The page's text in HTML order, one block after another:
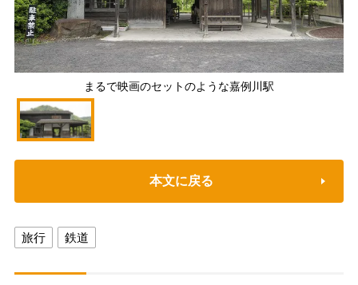
まるで映画のセットのような嘉例川駅
本文に戻る
旅行 鉄道